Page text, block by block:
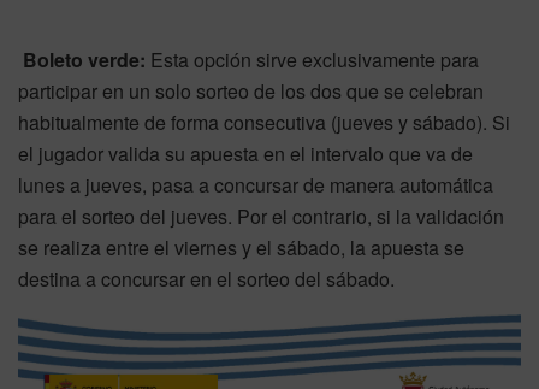
Boleto verde: Esta opción sirve exclusivamente para
participar en un solo sorteo de los dos que se celebran
habitualmente de forma consecutiva (jueves y sábado). Si
el jugador valida su apuesta en el intervalo que va de
lunes a jueves, pasa a concursar de manera automática
para el sorteo del jueves. Por el contrario, si la validación
se realiza entre el viernes y el sábado, la apuesta se
destina a concursar en el sorteo del sábado.